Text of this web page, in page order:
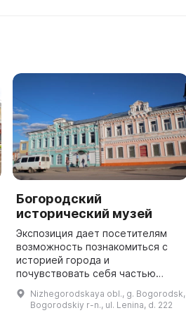
Богородский
исторический музей
Экспозиция дает посетителям
возможность познакомиться с
историей города и
почувствовать себя частью
богородского народа. С 2012
года в залах первого этажа
музея представлена
Nizhegorodskaya obl., g. Bogorodsk,
Bogorodskiy r-n., ul. Lenina, d. 222